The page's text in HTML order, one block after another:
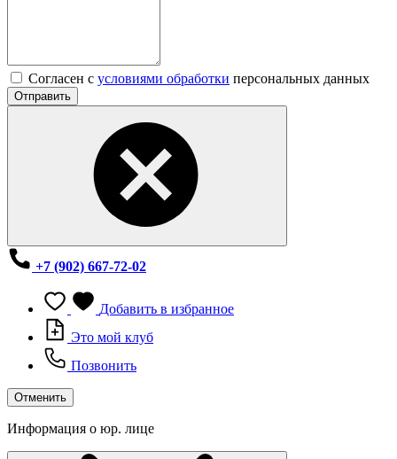
Согласен с условиями обработки персональных данных
Отправить
+7 (902) 667-72-02
Добавить в избранное
Это мой клуб
Позвонить
Отменить
Информация о юр. лице